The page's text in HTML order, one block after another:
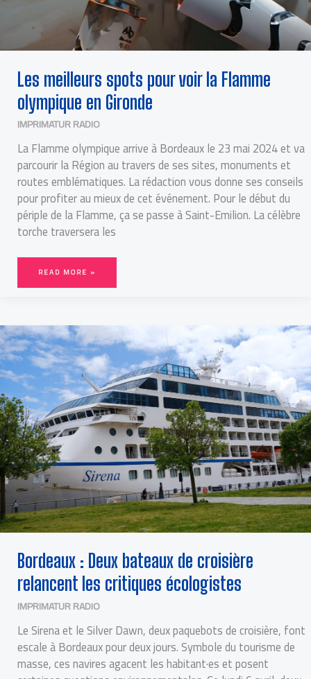
Les meilleurs spots pour voir la Flamme
olympique en Gironde
IMPRIMATUR RADIO
La Flamme olympique arrive à Bordeaux le 23 mai 2024 et va
parcourir la Région au travers de ses sites, monuments et
routes emblématiques. La rédaction vous donne ses conseils
pour profiter au mieux de cet événement. Pour le début du
périple de la Flamme, ça se passe à Saint-Emilion. La célèbre
torche traversera les
READ MORE »
Bordeaux : Deux bateaux de croisière
relancent les critiques écologistes
IMPRIMATUR RADIO
Le Sirena et le Silver Dawn, deux paquebots de croisière, font
escale à Bordeaux pour deux jours. Symbole du tourisme de
masse, ces navires agacent les habitant·es et posent
BORDEAUX
:
DEUX
BATEAUX
DE
CROISIÈRE
RELANCENT
LES
CRITIQUES
ÉCOLOGISTES